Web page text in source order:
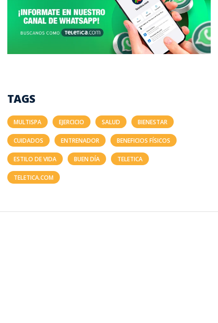
TAGS
MULTISPA EJERCICIO SALUD BIENESTAR
CUIDADOS ENTRENADOR BENEFICIOS FÍSICOS
ESTILO DE VIDA BUEN DÍA TELETICA
TELETICA.COM